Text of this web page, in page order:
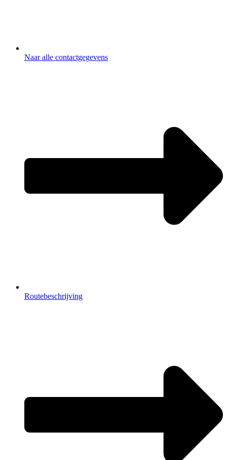
Naar alle contactgegevens
Routebeschrijving